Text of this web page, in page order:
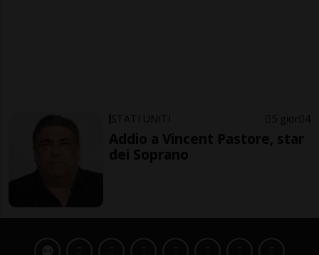
STATI UNITI 5 gior 4
Addio a Vincent Pastore, star
dei Soprano